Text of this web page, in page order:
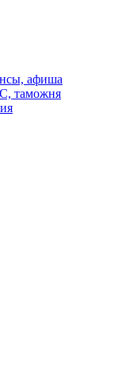
афиша
таможня